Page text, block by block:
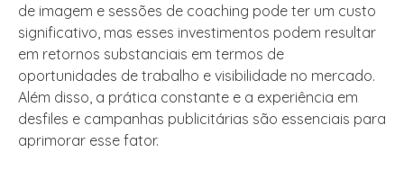
de imagem e sessões de coaching pode ter um custo
significativo, mas esses investimentos podem resultar
em retornos substanciais em termos de
oportunidades de trabalho e visibilidade no mercado.
Além disso, a prática constante e a experiência em
desfiles e campanhas publicitárias são essenciais para
aprimorar esse fator.